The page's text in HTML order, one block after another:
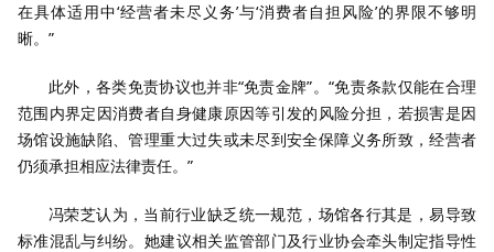
在具体适用中‘经营者未尽义务’与‘消费者自担风险’的界限不够明
晰。”
此外，各类免责协议也并非“免责金牌”。“免责条款仅能在合理
范围内界定因消费者自身健康原因等引发的风险分担，若损害是因
场馆设施缺陷、管理重大过失或未尽到安全保障义务所致，经营者
仍须承担相应法律责任。”
冯荣芝认为，当前行业缺乏统一规范，场馆各行其是，易导致
标准混乱与纠纷。她建议相关监管部门及行业协会牵头制定指导性